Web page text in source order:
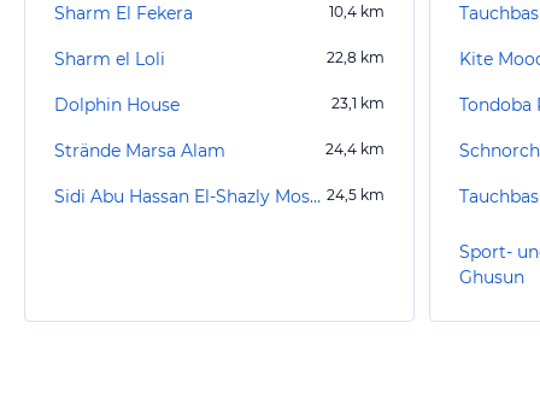
Sharm El Fekera 10,4 km
Sharm el Loli 22,8 km
Dolphin House 23,1 km
Strände Marsa Alam 24,4 km
Sidi Abu Hassan El-Shazly Moschee 24,5 km
Kite
Tondoba
Sport-
Ghusun